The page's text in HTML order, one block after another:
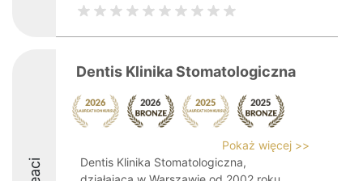
Dentis Klinika Stomatologiczna
Pokaż więcej >>
Dentis Klinika Stomatologiczna,